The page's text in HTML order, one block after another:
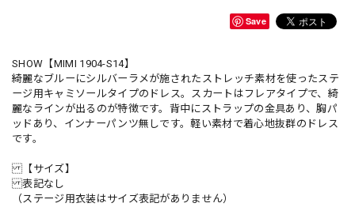
Save
SHOW【MIMI 1904-S14】
綺麗なブルーにシルバーラメが施されたストレッチ素材を使ったステ
ージ用キャミソールタイプのドレス。スカートはフレアタイプで、綺
麗なラインが出るのが特徴です。背中にストラップの金具あり、胸パ
ッドあり、インナーパンツ無しです。軽い素材で着心地抜群のドレス
です。
【サイズ】
表記なし
（ステージ用衣装はサイズ表記がありません）